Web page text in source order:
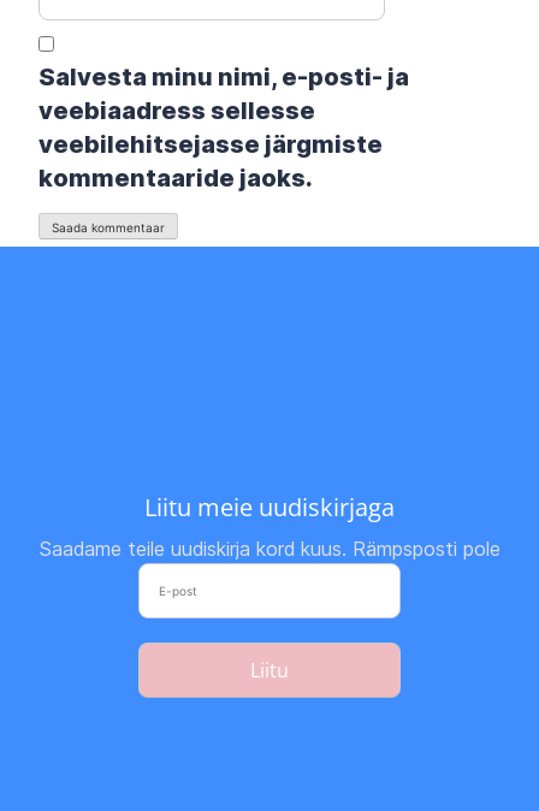
Salvesta minu nimi, e-posti- ja
veebiaadress sellesse
veebilehitsejasse järgmiste
kommentaaride jaoks.
Liitu meie uudiskirjaga
Saadame teile uudiskirja kord kuus. Rämpsposti pole
Liitu